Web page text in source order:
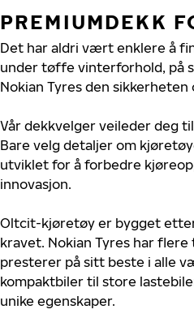
PREMIUMDEKK
Det har aldri vært enklere å
under tøffe vinterforhold, på
Nokian Tyres den
Vår dekkvelger veileder deg
Bare velg detaljer om
utviklet for å forbedre
innovasjon.
Oltcit-kjøretøy er bygget
kravet. Nokian Tyres har
presterer på sitt beste i alle
kompaktbiler til store
unike egenskaper.